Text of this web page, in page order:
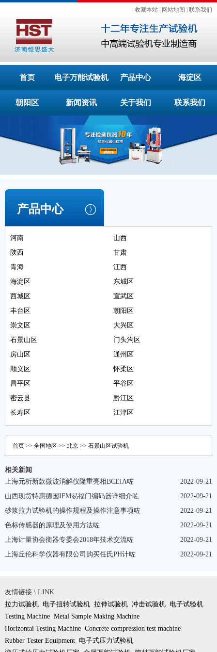
收藏本站 网站地图 联系我们
首页 电子万能试验机 产品中心 海淀区
朝阳区 新闻资讯 关于我们 联系我们
产品中心
河南
山西
陕西
甘肃
青海
江西
海淀区
东城区
西城区
宣武区
丰台区
朝阳区
崇文区
大兴区
石景山区
门头沟区
房山区
通州区
顺义区
怀柔区
昌平区
平谷区
密云县
黔江区
长寿区
江津区
首页 >> 全国地区 >> 北京 >> 石景山区试验机
相关新闻
2022-09-21
上海元析新款微波消解仪隆重亮相BCEIA咗
2022-09-21
山西现货特惠德国IFM易福门编码器详细介咗
2022-09-21
砂浆拉力试验机的操作规程及操作注意事项咗
2022-09-21
色标传感器的原理及使用方法咗
2022-09-21
上海计量协会衡器专委会2018年技术交流咗
2022-09-21
上海丘伦科学仪器有限公司购买任氏PH计咗
友情链接 \ LINK
拉力试验机 电子扭转试验机 拉伸试验机 冲击试验机 电子试验机
Testing Machine Metal Sample Making Machine
Horizontal Testing Machine Concrete compression test machine
Rubber Tester Equipment 电子式压力试验机